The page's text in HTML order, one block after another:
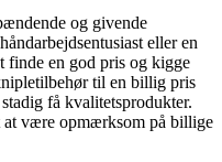
og givende
eller en
finde en god pris og kigge
til en billig pris
få kvalitetsprodukter.
at være opmærksom på billige